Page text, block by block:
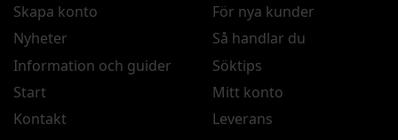
Skapa konto
Nyheter
Information och guider
Start
Kontakt
För nya kunder
Så handlar du
Söktips
Mitt konto
Leverans